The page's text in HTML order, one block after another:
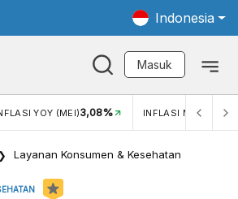
Indonesia
Masuk
YOY (MEI)3,08% INFLASI MOM (MEI)
Layanan Konsumen & Kesehatan